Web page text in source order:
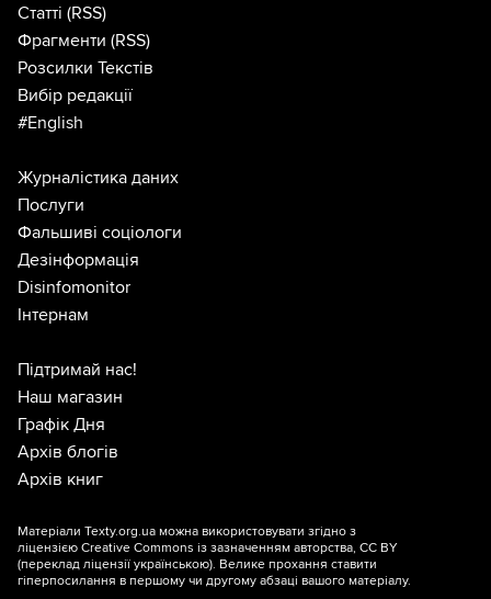
Статті (RSS)
Фрагменти (RSS)
Розсилки Текстів
Вибір редакції
#English
Журналістика даних
Послуги
Фальшиві соціологи
Дезінформація
Disinfomonitor
Інтернам
Підтримай нас!
Наш магазин
Графік Дня
Архів блогів
Архів книг
Матеріали Texty.org.ua можна використовувати згідно з
ліцензією Creative Commons із зазначенням авторства, CC BY
(переклад ліцензії українською). Велике прохання ставити
гіперпосилання в першому чи другому абзаці вашого матеріалу.